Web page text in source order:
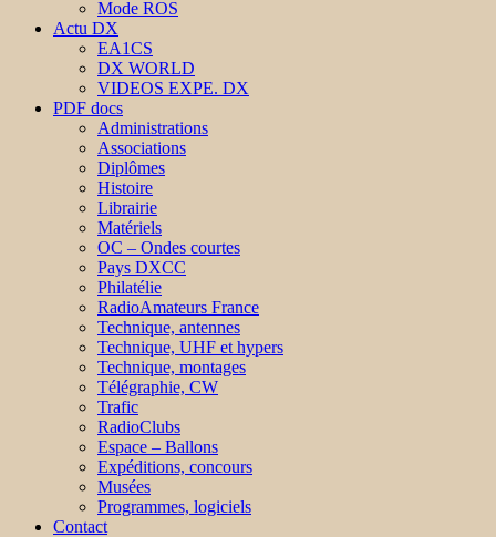
Mode ROS
Actu DX
EA1CS
DX WORLD
VIDEOS EXPE. DX
PDF docs
Administrations
Associations
Diplômes
Histoire
Librairie
Matériels
OC – Ondes courtes
Pays DXCC
Philatélie
RadioAmateurs France
Technique, antennes
Technique, UHF et hypers
Technique, montages
Télégraphie, CW
Trafic
RadioClubs
Espace – Ballons
Expéditions, concours
Musées
Programmes, logiciels
Contact